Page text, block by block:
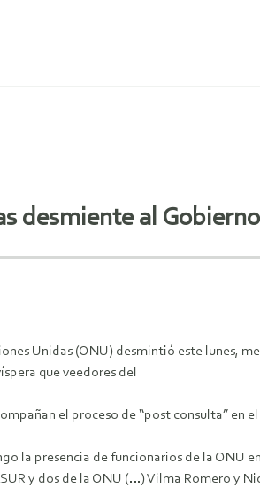
desmiente al
Unidas (ONU) desmintió este lunes,
que veedores del
el proceso de “post consulta” en el
la presencia de funcionarios de la ONU
y dos de la ONU (…) Vilma Romero y